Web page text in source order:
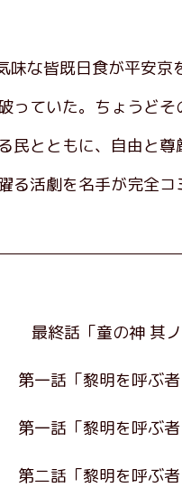
味な皆既日食が平安
っていた。ちょうど
民とともに、自由と
る活劇を名手が完全
最終話「童の神 其ノ
第一話「黎明を呼ぶ
第一話「黎明を呼ぶ
第二話「黎明を呼ぶ者